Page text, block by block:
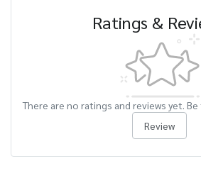
Ratings &
There are no ratings and reviews yet.
Review